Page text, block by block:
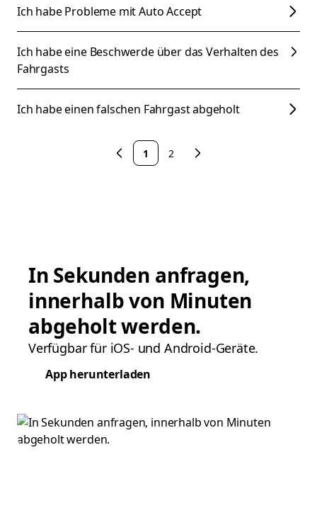
Ich habe Probleme mit Auto Accept
Ich habe eine Beschwerde über das Verhalten des
Fahrgasts
Ich habe einen falschen Fahrgast abgeholt
1 2
In Sekunden anfragen,
innerhalb von Minuten
abgeholt werden.
Verfügbar für iOS- und Android-Geräte.
App herunterladen